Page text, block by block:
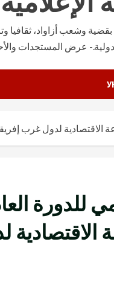
وشعب أزاواد، ثقافيا
عرض المستجدات
الاقتصادية لدول غرب
للدورة